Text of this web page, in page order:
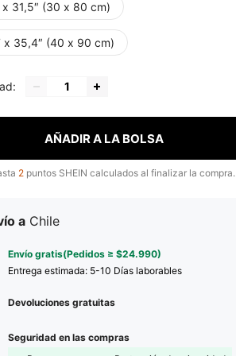
x 31,5″ (30 x 80 cm)
x 35,4″ (40 x 90 cm)
AÑADIR A LA BOLSA
2 puntos SHEIN calculados al finalizar la compra.
a Chile
Envío gratis(Pedidos ≥ $24.990)
Entrega estimada: 5-10 Días laborables
Devoluciones gratuitas
Seguridad en las compras